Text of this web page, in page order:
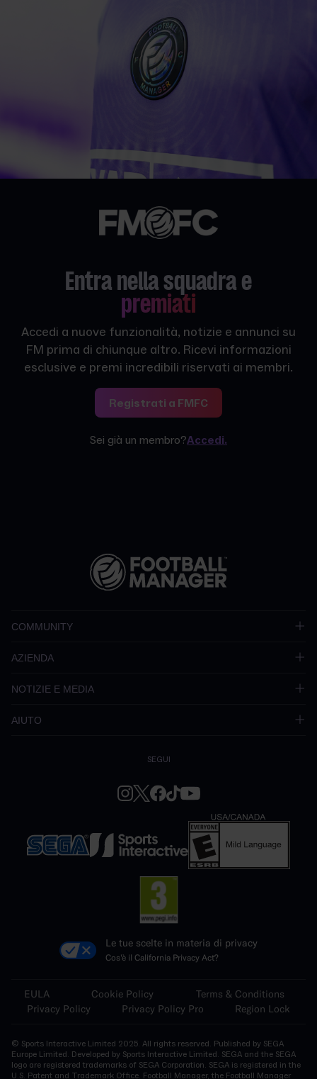
Entra nella squadra e
premiati
Accedi a nuove funzionalità, notizie e annunci su
FM prima di chiunque altro. Ricevi informazioni
esclusive e premi incredibili riservati ai membri.
Registrati a FMFC
Sei già un membro?Accedi.
COMMUNITY
AZIENDA
NOTIZIE E MEDIA
AIUTO
SEGUI
Le tue scelte in materia di privacy
Cos'è il California Privacy Act?
EULA Cookie Policy
Terms & Conditions
Privacy Policy
Privacy Policy Pro Region Lock
© Sports Interactive Limited 2025. All rights reserved. Published by SEGA
Europe Limited. Developed by Sports Interactive Limited. SEGA and the SEGA
logo are registered trademarks of SEGA Corporation. SEGA is registered in the
U.S. Patent and Trademark Office. Football Manager, the Football Manager